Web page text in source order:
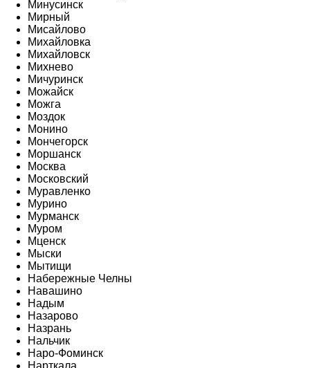
Минусинск
Мирный
Мисайлово
Михайловка
Михайловск
Михнево
Мичуринск
Можайск
Можга
Моздок
Монино
Мончегорск
Моршанск
Москва
Московский
Муравленко
Мурино
Мурманск
Муром
Мценск
Мыски
Мытищи
Набережные Челны
Навашино
Надым
Назарово
Назрань
Нальчик
Наро-Фоминск
Нарткала